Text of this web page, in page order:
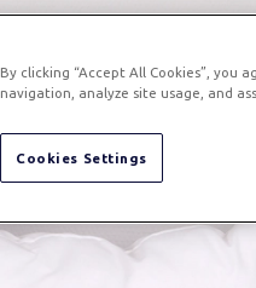
By clicking “Accept All Cookies”, you
navigation, analyze site usage, and
Cookies Settings